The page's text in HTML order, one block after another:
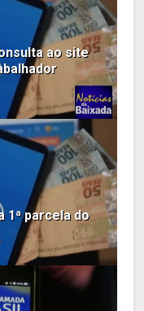
ao site
1ª parcela do